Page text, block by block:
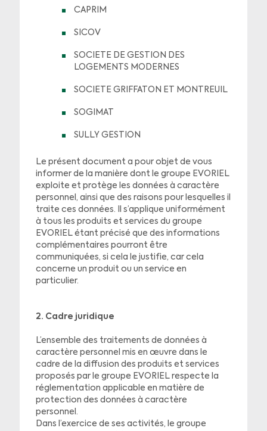
CAPRIM
SICOV
SOCIETE DE GESTION DES
LOGEMENTS MODERNES
SOCIETE GRIFFATON ET MONTREUIL
SOGIMAT
SULLY GESTION
Le présent document a pour objet de vous
informer de la manière dont le groupe EVORIEL
exploite et protège les données à caractère
personnel, ainsi que des raisons pour lesquelles il
traite ces données. Il s’applique uniformément
à tous les produits et services du groupe
EVORIEL étant précisé que des informations
complémentaires pourront être
communiquées, si cela le justifie, car cela
concerne un produit ou un service en
particulier.
2. Cadre juridique
L’ensemble des traitements de données à
caractère personnel mis en œuvre dans le
cadre de la diffusion des produits et services
proposés par le groupe EVORIEL respecte la
réglementation applicable en matière de
protection des données à caractère
personnel.
Dans l’exercice de ses activités, le groupe